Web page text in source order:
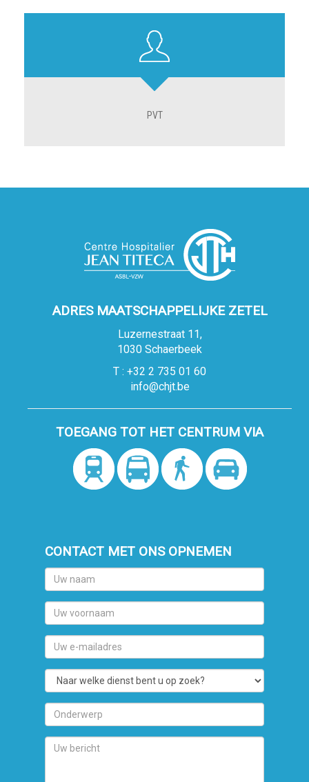
PVT
ADRES MAATSCHAPPELIJKE ZETEL
Luzernestraat 11,
1030 Schaerbeek
T : +32 2 735 01 60
info@chjt.be
TOEGANG TOT HET CENTRUM VIA
CONTACT MET ONS OPNEMEN
Uw
naam
Uw
voornaam
Uw
e-
mailadres
Naar
welke
dienst
bent
op
Onderwerp
Uw